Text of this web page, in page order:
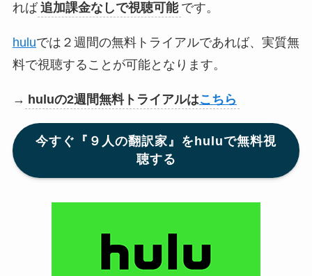
れば 追加課金なしで視聴可能 です。
huluでは２週間の無料トライアルであれば、実質無
料で視聴することが可能となります。
→ huluの2週間無料トライアルはこちら
今すぐ『９人の翻訳家』をhuluで無料視
聴する